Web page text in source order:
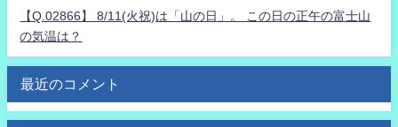
【Q.02866】 8/11(火祝)は「山の日」。 この日の正午の富士山
の気温は？
最近のコメント